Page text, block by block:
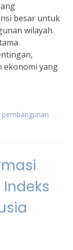
besar untuk
wilayah.
ekonomi yang
pembangunan